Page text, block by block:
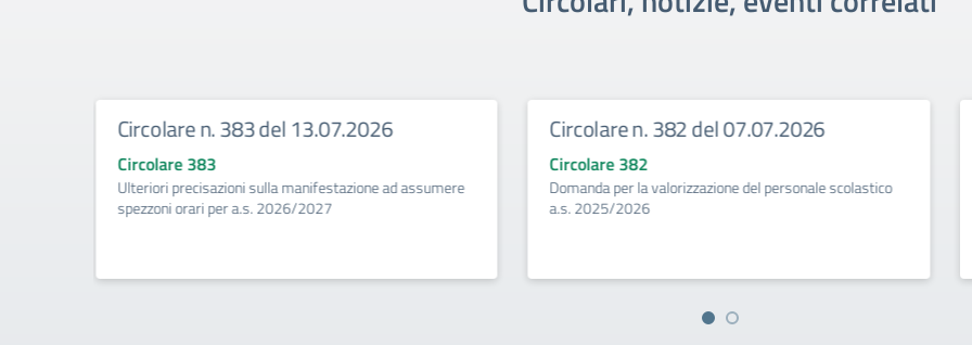
Circolare n. 383 del 13.07.2026
Circolare 383
Ulteriori precisazioni sulla manifestazione ad assumere
spezzoni orari per a.s. 2026/2027
Circolare n. 382 del 07.07.2026
Circolare 382
Domanda per la valorizzazione del personale scolastico
a.s. 2025/2026